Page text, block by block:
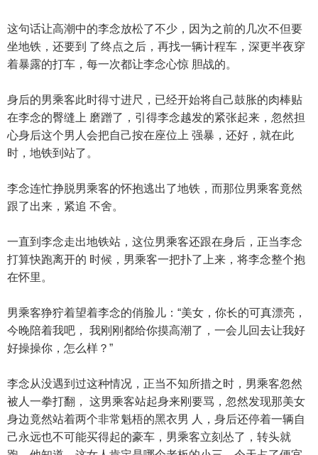
这句话让高潮中的李念放松了不少，因为之前的几次不但要
坐地铁，还要到 了终点之后，再找一辆计程车，深更半夜穿
着暴露的打车，每一次都让李念心惊 胆战的。
身后的男乘客此时得寸进尺，已经开始将自己鼓胀的肉棒贴
在李念的臀缝上 磨蹭了，引得李念越发的紧张起来，忽然担
心身后这个男人会把自己按在座位上 强暴，还好，就在此
时，地铁到站了。
李念连忙挣脱男乘客的怀抱逃出了地铁，而那位男乘客竟然
跟了出来，紧追 不舍。
一直到李念走出地铁站，这位男乘客还跟在身后，正当李念
打算快跑离开的 时候，男乘客一把扑了上来，将李念整个抱
在怀里。
男乘客狰狞着望着李念的俏脸儿：“美女，你长的可真漂亮，
今晚陪着我吧， 我刚刚都给你摸高潮了，一会儿回去让我好
好操操你，怎么样？”
李念从没遇到过这种情况，正当不知所措之时，男乘客忽然
被人一拳打翻， 这男乘客站起身来刚要骂，忽然发现那美女
身边竟然站着两个非常魁梧的黑衣男 人，身后还停着一辆自
己永远也不可能买得起的豪车，男乘客立刻怂了，转头就